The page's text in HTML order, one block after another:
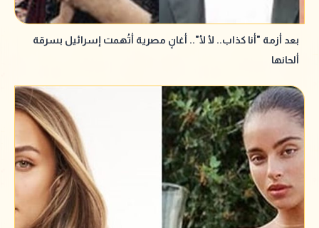
بعد أزمة "أنا كذاب.. لأ لأ".. أغانٍ مصرية أتُهمت إسرائيل بسرقة
ألحانها